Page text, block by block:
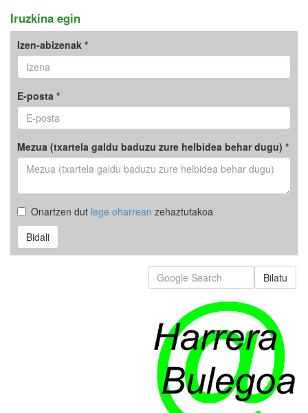
Iruzkina egin
Izen-abizenak *
E-posta *
Mezua (txartela galdu baduzu zure helbidea behar dugu) *
Onartzen dut lege oharrean zehaztutakoa
Bidali
Bilatu